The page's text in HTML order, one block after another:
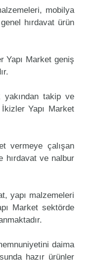
mobilya
hırdavat ürün
Yapı Market geniş
takip ve
Yapı Market
vermeye çalışan
hırdavat ve nalbur
yapı malzemeleri
Market sektörde
daima
hazır ürünler